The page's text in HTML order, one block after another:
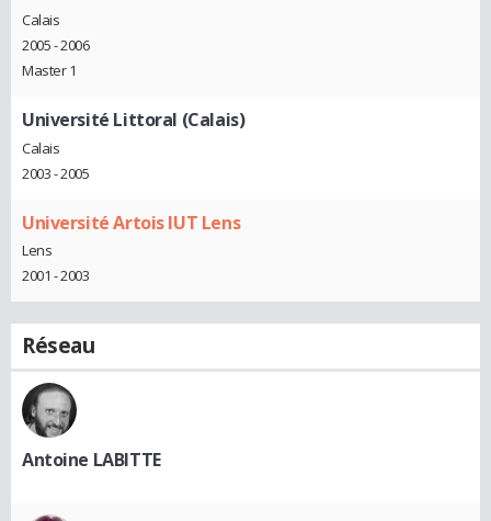
Calais
2005 - 2006
Master 1
Université Littoral (Calais)
Calais
2003 - 2005
Université Artois IUT Lens
Lens
2001 - 2003
Réseau
Antoine LABITTE